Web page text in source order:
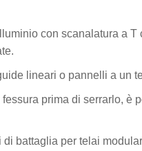
con scanalatura a
lineari o pannelli a un
prima di serrarlo, è
battaglia per telai